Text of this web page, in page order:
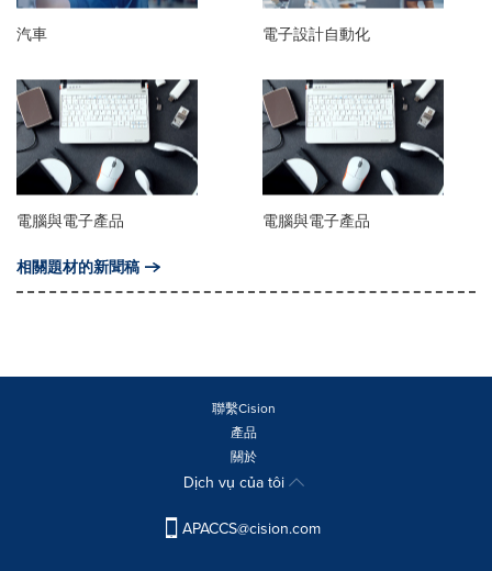
汽車 電子設計自動化
電腦與電子產品 電腦與電子產品
相關題材的新聞稿
聯繫Cision
產品
關於
Dịch vụ của tôi
APACCS@cision.com